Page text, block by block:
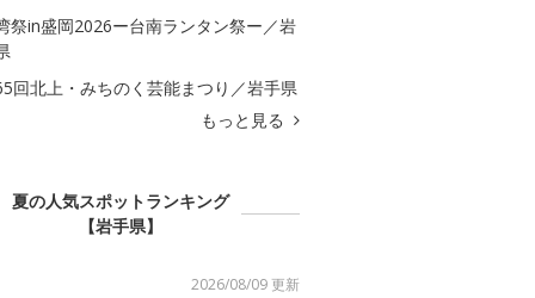
祭in盛岡2026ー台南ランタン祭ー／岩
回北上・みちのく芸能まつり／岩手県
もっと見る
夏の人気スポットランキング
【岩手県】
2026/08/09 更新